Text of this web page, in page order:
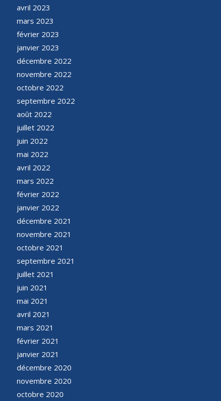
avril 2023
mars 2023
février 2023
janvier 2023
décembre 2022
novembre 2022
octobre 2022
septembre 2022
août 2022
juillet 2022
juin 2022
mai 2022
avril 2022
mars 2022
février 2022
janvier 2022
décembre 2021
novembre 2021
octobre 2021
septembre 2021
juillet 2021
juin 2021
mai 2021
avril 2021
mars 2021
février 2021
janvier 2021
décembre 2020
novembre 2020
octobre 2020